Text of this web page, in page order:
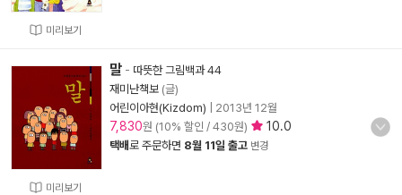
미리보기
미리보기
말 - 따뜻한 그림백과 44
재미난책보 (글)
어린이아현(Kizdom)
2013년 12월
7,830원 (10% 할인 / 430원) 10.0
택배로 주문하면 8월 11일 출고 변경